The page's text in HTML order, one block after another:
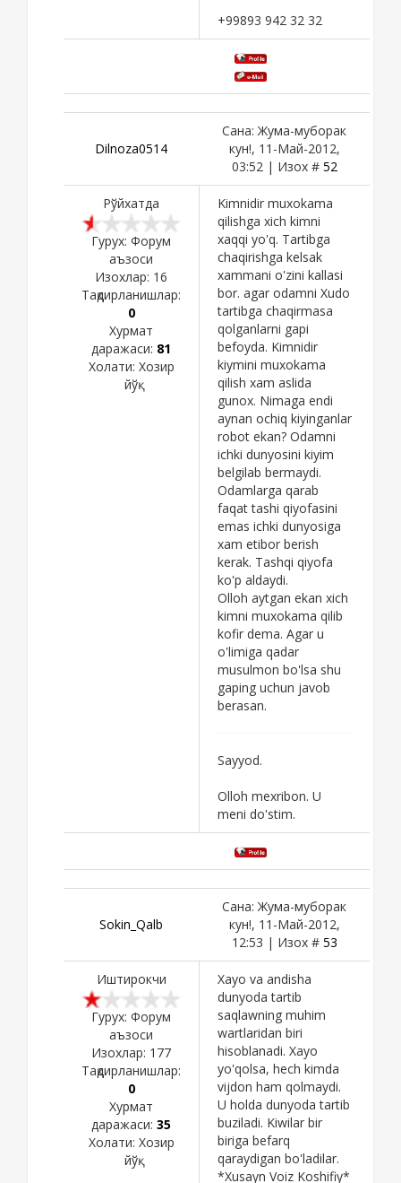
+99893 942 32 32
Dilnoza0514
Сана: Жума-муборак
кун!, 11-Май-2012,
03:52 | Изох # 52
Рўйхатда
Гурух: Форум
аъзоси
Изохлар: 16
Тақдирланишлар:
0
Хурмат
даражаси: 81
Холати: Хозир
йўқ
Kimnidir muxokama
qilishga xich kimni
xaqqi yo'q. Tartibga
chaqirishga kelsak
xammani o'zini kallasi
bor. agar odamni Xudo
tartibga chaqirmasa
qolganlarni gapi
befoyda. Kimnidir
kiymini muxokama
qilish xam aslida
gunox. Nimaga endi
aynan ochiq kiyinganlar
robot ekan? Odamni
ichki dunyosini kiyim
belgilab bermaydi.
Odamlarga qarab
faqat tashi qiyofasini
emas ichki dunyosiga
xam etibor berish
kerak. Tashqi qiyofa
ko'p aldaydi.
Olloh aytgan ekan xich
kimni muxokama qilib
kofir dema. Agar u
o'limiga qadar
musulmon bo'lsa shu
gaping uchun javob
berasan.
Sayyod.
Olloh mexribon. U
meni do'stim.
Sokin_Qalb
Сана: Жума-муборак
кун!, 11-Май-2012,
12:53 | Изох # 53
Иштирокчи
Гурух: Форум
аъзоси
Изохлар: 177
Тақдирланишлар:
0
Хурмат
даражаси: 35
Холати: Хозир
йўқ
Xayo va andisha
dunyoda tartib
saqlawning muhim
wartlaridan biri
hisoblanadi. Xayo
yo'qolsa, hech kimda
vijdon ham qolmaydi.
U holda dunyoda tartib
buziladi. Kiwilar bir
biriga befarq
qaraydigan bo'ladilar.
*Xusayn Voiz Koshifiy*